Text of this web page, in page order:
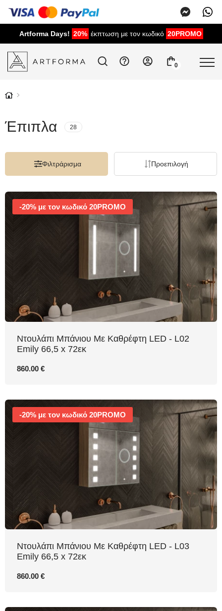
Artforma Days! 20% έκπτωση με τον κωδικό 20PROMO
0
Έπιπλα 28
Φιλτράρισμα Προεπιλογή
-20% με τον κωδικό 20PROMO
Ντουλάπι Μπάνιου Με Καθρέφτη LED - L02
Emily 66,5 x 72εκ
860.00 €
-20% με τον κωδικό 20PROMO
Ντουλάπι Μπάνιου Με Καθρέφτη LED - L03
Emily 66,5 x 72εκ
860.00 €